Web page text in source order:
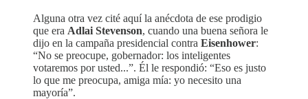
Alguna otra vez cité aquí la anécdota de ese prodigio
que era Adlai Stevenson, cuando una buena señora le
dijo en la campaña presidencial contra Eisenhower:
“No se preocupe, gobernador: los inteligentes
votaremos por usted...”. Él le respondió: “Eso es justo
lo que me preocupa, amiga mía: yo necesito una
mayoría”.